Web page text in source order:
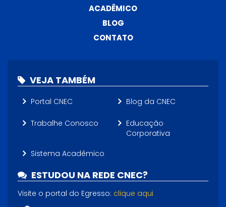
ACADÊMICO
BLOG
CONTATO
VEJA TAMBÉM
Portal CNEC Blog da CNEC
Trabalhe Conosco
Educação
Corporativa
Sistema Acadêmico
ESTUDOU NA REDE CNEC?
Visite o portal do Egresso: clique aqui